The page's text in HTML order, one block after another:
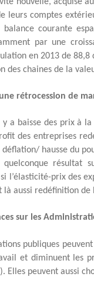
leurs comptes
courante
par une
en 2013 de
des chaines de la
rétrocession de
y a baisse des prix à
des entreprises
hausse du
quelconque résultat
l’élasticité-prix des
là aussi redéfinition
sur les
publiques
et diminuent les
Elles peuvent aussi